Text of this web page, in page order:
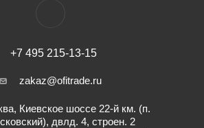
+7 495 215-13-15
zakaz@ofitrade.ru
Киевское шоссе 22-й км. (п.
двлд. 4, строен. 2